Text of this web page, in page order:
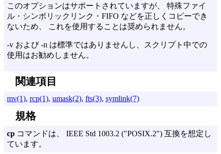
このオプションはサポートされていますが、 特殊ファイ
ル・シンボリックリンク・FIFO などを正しくコピーでき
ないため、 これを使用することは奨められません。
-v および-n は標準ではありませんし、スクリプト中での
使用はお勧めしません。
関連項目
mv(1), rcp(1), umask(2), fts(3), symlink(7)
規格
cp コマンドは、 IEEE Std 1003.2 ("POSIX.2") 互換を想定し
ています。